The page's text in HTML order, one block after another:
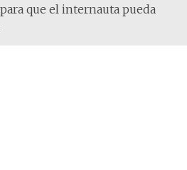
que el internauta pueda